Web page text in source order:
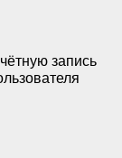
запись